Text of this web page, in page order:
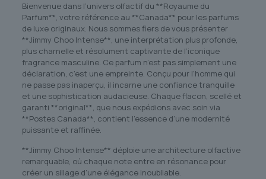
Bienvenue dans l’univers olfactif du **Royaume du
Parfum**, votre référence au **Canada** pour les parfums
de luxe originaux. Nous sommes fiers de vous présenter
**Jimmy Choo Intense**, une interprétation plus profonde,
plus charnelle et résolument captivante de l’iconique
fragrance masculine. Ce parfum n’est pas simplement une
déclaration, c’est une empreinte. Conçu pour l’homme qui
ne passe pas inaperçu, il incarne une confiance tranquille
et une sophistication audacieuse. Chaque flacon, scellé et
garanti **original**, que nous expédions avec soin via
**Postes Canada**, contient l’essence d’une modernité
puissante et raffinée.
**Jimmy Choo Intense** déploie une architecture olfactive
remarquable, où chaque note entre en résonance pour
créer un sillage d’une élégance inoubliable.